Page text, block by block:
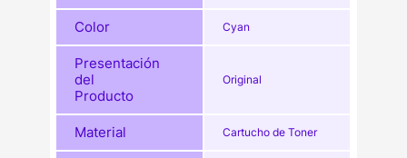
Color Cyan
Presentación
del
Producto
Original
Material Cartucho de Toner